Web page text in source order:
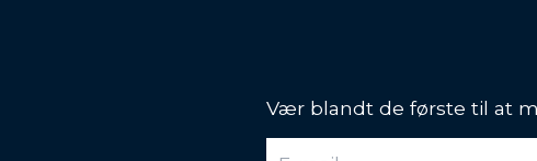
Vær blandt de første til at